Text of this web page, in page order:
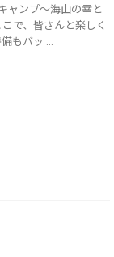
ャンプ～海山の幸と
で、皆さんと楽しく
もバッ ...